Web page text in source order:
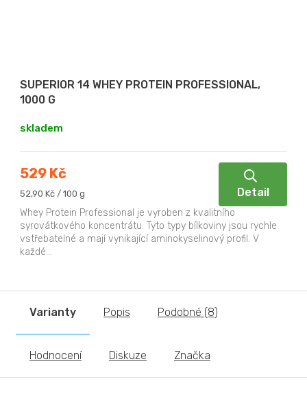
SUPERIOR 14 WHEY PROTEIN PROFESSIONAL,
1000 G
skladem
529 Kč
Měrná
52,90 Kč / 100 g Detail
Whey Protein Professional je vyroben z kvalitního
syrovátkového koncentrátu. Tyto typy bílkoviny jsou rychle
vstřebatelné a mají vynikající aminokyselinový profil. V
každé...
Varianty Popis Podobné (8)
Hodnocení Diskuze Značka